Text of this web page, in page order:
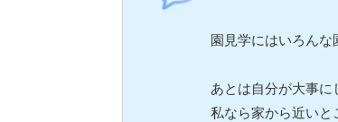
園見学にはいろん
あとは自分が大事に
私なら家から近いと